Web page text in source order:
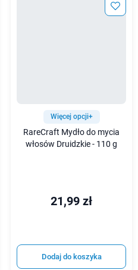
Więcej opcji+
RareCraft Mydło do mycia
włosów Druidzkie - 110 g
21,99 zł
Dodaj do koszyka